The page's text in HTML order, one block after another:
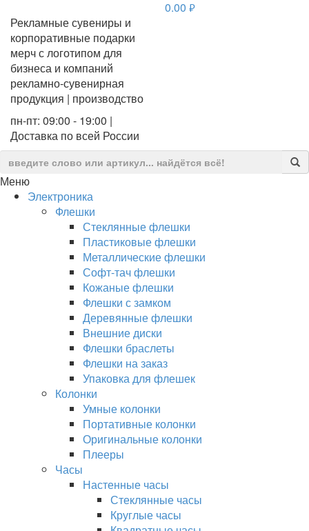
Рекламные сувениры и
корпоративные подарки
мерч с логотипом для
бизнеса и компаний
рекламно-сувенирная
продукция | производство
пн-пт: 09:00 - 19:00 |
Доставка по всей России
0.00 руб.
Меню
Электроника
Флешки
Стеклянные флешки
Пластиковые флешки
Металлические флешки
Софт-тач флешки
Кожаные флешки
Флешки с замком
Деревянные флешки
Внешние диски
Флешки браслеты
Флешки на заказ
Упаковка для флешек
Колонки
Умные колонки
Портативные колонки
Оригинальные колонки
Плееры
Часы
Настенные часы
Стеклянные часы
Круглые часы